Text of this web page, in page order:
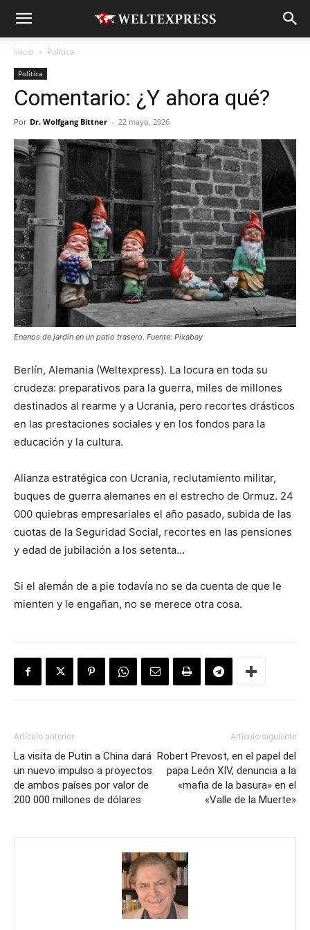
Inicio Política
Política
Comentario: ¿Y ahora qué?
Por Dr. Wolfgang Bittner - 22 mayo, 2026
Enanos de jardín en un patio trasero. Fuente: Pixabay
Berlín, Alemania (Weltexpress). La locura en toda su
crudeza: preparativos para la guerra, miles de millones
destinados al rearme y a Ucrania, pero recortes drásticos
en las prestaciones sociales y en los fondos para la
educación y la cultura.
Alianza estratégica con Ucrania, reclutamiento militar,
buques de guerra alemanes en el estrecho de Ormuz. 24
000 quiebras empresariales el año pasado, subida de las
cuotas de la Seguridad Social, recortes en las pensiones
y edad de jubilación a los setenta…
Si el alemán de a pie todavía no se da cuenta de que le
mienten y le engañan, no se merece otra cosa.
Artículo anterior
La visita de Putin a China dará
un nuevo impulso a proyectos
de ambos países por valor de
200 000 millones de dólares
Artículo siguiente
Robert Prevost, en el papel del
papa León XIV, denuncia a la
«mafia de la basura» en el
«Valle de la Muerte»